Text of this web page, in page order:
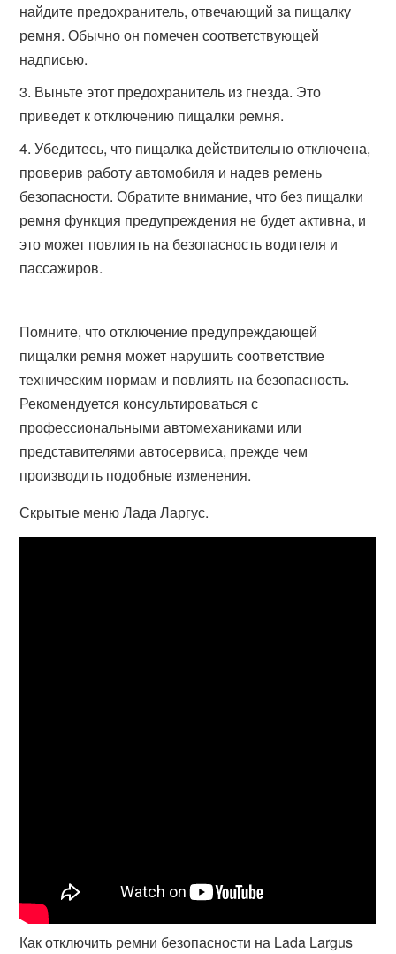
найдите предохранитель, отвечающий за пищалку
ремня. Обычно он помечен соответствующей
надписью.
Выньте этот предохранитель из гнезда. Это
приведет к отключению пищалки ремня.
Убедитесь, что пищалка действительно отключена,
проверив работу автомобиля и надев ремень
безопасности. Обратите внимание, что без пищалки
ремня функция предупреждения не будет активна, и
это может повлиять на безопасность водителя и
пассажиров.
Помните, что отключение предупреждающей
пищалки ремня может нарушить соответствие
техническим нормам и повлиять на безопасность.
Рекомендуется консультироваться с
профессиональными автомеханиками или
представителями автосервиса, прежде чем
производить подобные изменения.
Скрытые меню Лада Ларгус.
Как отключить ремни безопасности на Lada Largus